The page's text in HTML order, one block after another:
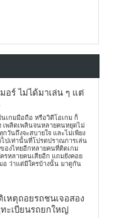
อร์ ไม่ได้มาเล่น ๆ แต่
นเกมมือถือ หรือวิดีโอเกม ก็
เพลิดเพลินจนหลายคนหยุดไม่
วันถึงจะสบายใจ และไม่เพียง
ปเท่านั้นที่โปรดปราณการเล่น
องไทยอีกหลายคนที่ติดเกม
รหลายคนเสียอีก แถมยังคอย
อ ว่าแต่มีใครบ้างนั้น มาดูกัน
เหตุถอยรถชนเจอสอง
ะเบียนรถยกใหญ่